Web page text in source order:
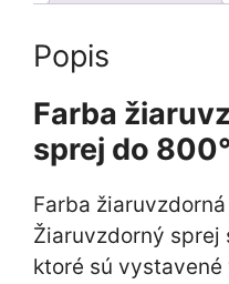
Popis
Farba
sprej do
Farba
Žiaruvzdorný sprej
ktoré sú